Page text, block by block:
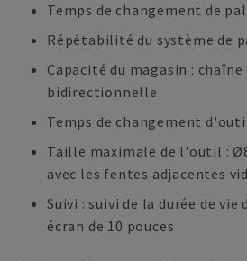
Temps de changement de
Répétabilité du système de
Capacité du magasin :
bidirectionnelle
Temps de changement
Taille maximale de l'outil :
avec les fentes adjacentes
Suivi : suivi de la durée de vie
écran de 10 pouces